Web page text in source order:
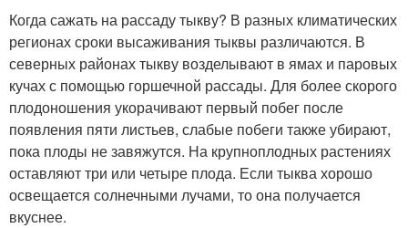
Когда сажать на рассаду тыкву? В разных климатических
регионах сроки высаживания тыквы различаются. В
северных районах тыкву возделывают в ямах и паровых
кучах с помощью горшечной рассады. Для более скорого
плодоношения укорачивают первый побег после
появления пяти листьев, слабые побеги также убирают,
пока плоды не завяжутся. На крупноплодных растениях
оставляют три или четыре плода. Если тыква хорошо
освещается солнечными лучами, то она получается
вкуснее.